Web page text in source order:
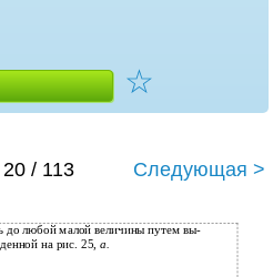
☆
20 / 113 Следующая >
до любой малой величины путем вы­
на рис. 25,а.